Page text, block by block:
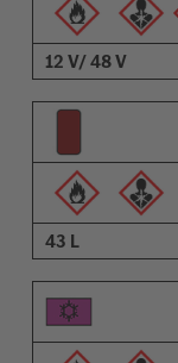
12 V/ 48 V
43 L